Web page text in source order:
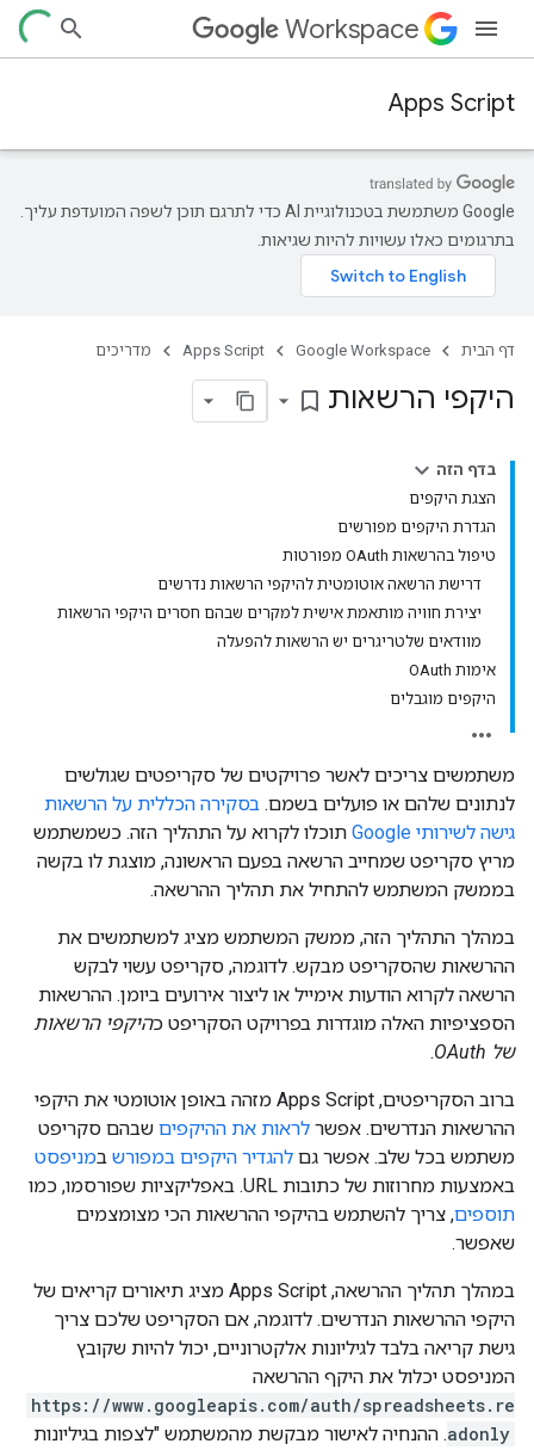
Workspace
Apps Script
‫Google משתמשת בטכנולוגיית AI כדי לתרגם תוכן לשפה המועדפת עליך.
בתרגומים כאלו עשויות להיות שגיאות.
דף הבית Google Workspace
Apps Script מדריכים
היקפי הרשאות bookmark_border
בדף הזה
הצגת היקפים
הגדרת היקפים מפורשים
טיפול בהרשאות OAuth מפורטות
דרישת הרשאה אוטומטית להיקפי הרשאות נדרשים
יצירת חוויה מותאמת אישית למקרים שבהם חסרים היקפי הרשאות
מוודאים שלטריגרים יש הרשאות להפעלה
אימות OAuth
היקפים מוגבלים
משתמשים צריכים לאשר פרויקטים של סקריפטים שגולשים
לנתונים שלהם או פועלים בשמם. בסקירה הכללית על הרשאות
גישה לשירותי Google
תוכלו לקרוא על התהליך הזה. כשמשתמש
מריץ סקריפט שמחייב הרשאה בפעם הראשונה, מוצגת לו בקשה
בממשק המשתמש להתחיל את תהליך ההרשאה.
במהלך התהליך הזה, ממשק המשתמש מציג למשתמשים את
ההרשאות שהסקריפט מבקש. לדוגמה, סקריפט עשוי לבקש
הרשאה לקרוא הודעות אימייל או ליצור אירועים ביומן. ההרשאות
הספציפיות האלה מוגדרות בפרויקט הסקריפט כהיקפי הרשאות
של OAuth
.
ברוב הסקריפטים, Apps Script מזהה באופן אוטומטי את היקפי
ההרשאות הנדרשים. אפשר לראות את ההיקפים שבהם סקריפט
משתמש בכל שלב. אפשר גם להגדיר היקפים במפורש במניפסט
באמצעות מחרוזות של כתובות URL. באפליקציות שפורסמו, כמו
תוספים, צריך להשתמש בהיקפי ההרשאות הכי מצומצמים
שאפשר.
במהלך תהליך ההרשאה, Apps Script מציג תיאורים קריאים של
היקפי ההרשאות הנדרשים. לדוגמה, אם הסקריפט שלכם צריך
גישת קריאה בלבד לגיליונות אלקטרוניים, יכול להיות שקובץ
המניפסט יכלול את היקף ההרשאה
https://www.googleapis.com/auth/spreadsheets.re
adonly. ההנחיה לאישור מבקשת מהמשתמש "לצפות בגיליונות